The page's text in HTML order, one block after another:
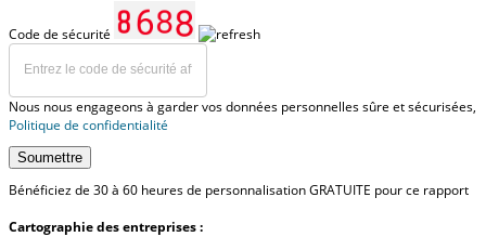
Code de sécurité
Nous nous engageons à garder vos données personnelles sûre et sécurisées,
Politique de confidentialité
Soumettre
Bénéficiez de 30 à 60 heures de personnalisation GRATUITE pour ce rapport
Cartographie des entreprises :